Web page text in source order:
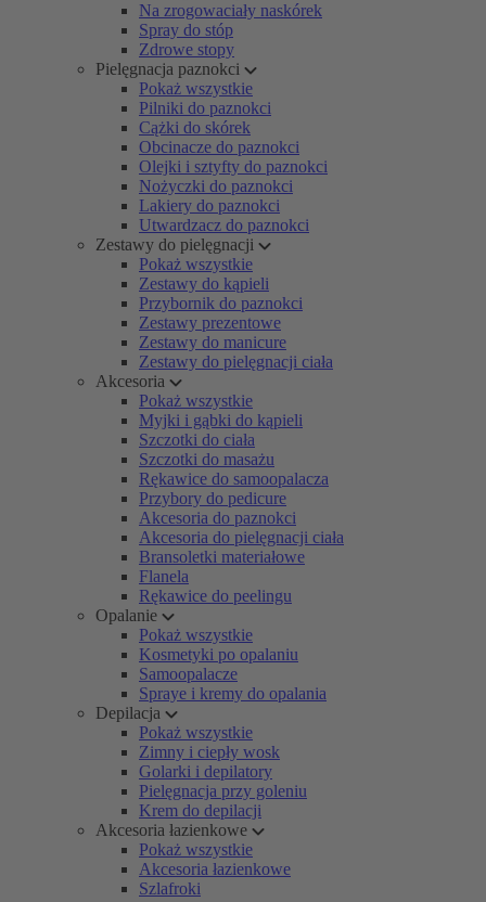
Na zrogowaciały naskórek
Spray do stóp
Zdrowe stopy
Pielęgnacja paznokci
Pokaż wszystkie
Pilniki do paznokci
Cążki do skórek
Obcinacze do paznokci
Olejki i sztyfty do paznokci
Nożyczki do paznokci
Lakiery do paznokci
Utwardzacz do paznokci
Zestawy do pielęgnacji
Pokaż wszystkie
Zestawy do kąpieli
Przybornik do paznokci
Zestawy prezentowe
Zestawy do manicure
Zestawy do pielęgnacji ciała
Akcesoria
Pokaż wszystkie
Myjki i gąbki do kąpieli
Szczotki do ciała
Szczotki do masażu
Rękawice do samoopalacza
Przybory do pedicure
Akcesoria do paznokci
Akcesoria do pielęgnacji ciała
Bransoletki materiałowe
Flanela
Rękawice do peelingu
Opalanie
Pokaż wszystkie
Kosmetyki po opalaniu
Samoopalacze
Spraye i kremy do opalania
Depilacja
Pokaż wszystkie
Zimny i ciepły wosk
Golarki i depilatory
Pielęgnacja przy goleniu
Krem do depilacji
Akcesoria łazienkowe
Pokaż wszystkie
Akcesoria łazienkowe
Szlafroki